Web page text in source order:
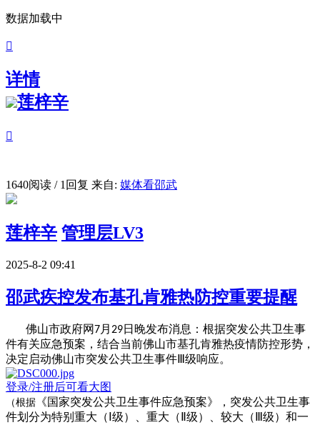
数据加载中

详情
莲梓辛

1640阅读 / 1回复 来自: 媒体看邵武
莲梓辛 管理层LV3
2025-8-2 09:41
邵武疾控发布基孔肯雅热防控重要提醒
佛山市政府网7月29日晚发布消息：根据突发公共卫生事
件有关应急预案，结合当前佛山市基孔肯雅热疫情防控形势，
决定启动佛山市突发公共卫生事件Ⅲ级响应。
登录/注册后可看大图
（根据 《国家突发公共卫生事件应急预案》，突发公共卫生事
件划分为特别重大（ Ⅰ级）、重大（Ⅱ级）、较大（Ⅲ级）和一